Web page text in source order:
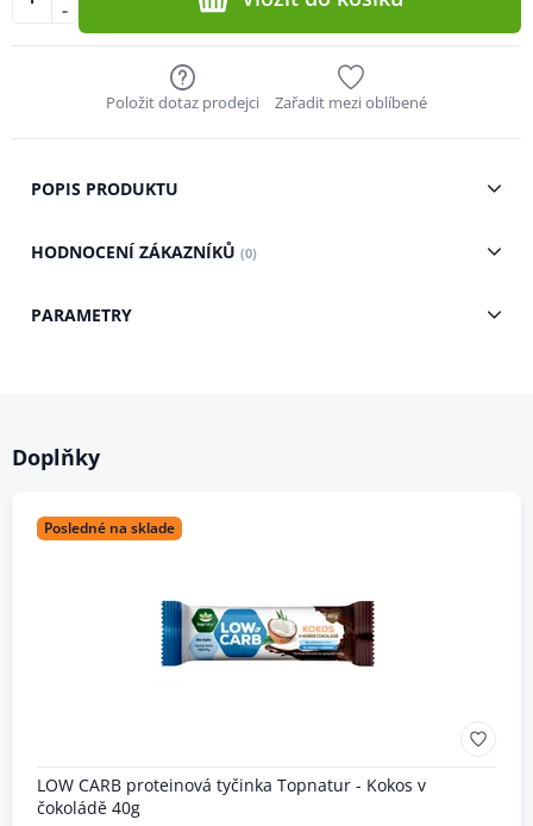
-
Položit dotaz prodejci Zařadit mezi oblíbené
POPIS PRODUKTU
HODNOCENÍ ZÁKAZNÍKŮ (0)
PARAMETRY
Doplňky
Posledné na sklade
LOW CARB proteinová tyčinka Topnatur - Kokos v
čokoládě 40g